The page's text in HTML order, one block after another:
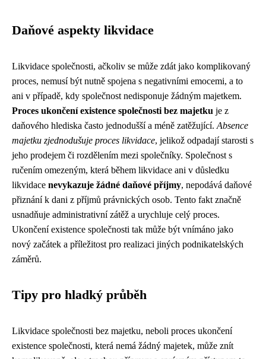
Daňové aspekty likvidace
Likvidace společnosti, ačkoliv se může zdát jako komplikovaný
proces, nemusí být nutně spojena s negativními emocemi, a to
ani v případě, kdy společnost nedisponuje žádným majetkem.
Proces ukončení existence společnosti bez majetku je z
daňového hlediska často jednodušší a méně zatěžující. Absence
majetku zjednodušuje proces likvidace, jelikož odpadají starosti s
jeho prodejem či rozdělením mezi společníky. Společnost s
ručením omezeným, která během likvidace ani v důsledku
likvidace nevykazuje žádné daňové příjmy, nepodává daňové
přiznání k dani z příjmů právnických osob. Tento fakt značně
usnadňuje administrativní zátěž a urychluje celý proces.
Ukončení existence společnosti tak může být vnímáno jako
nový začátek a příležitost pro realizaci jiných podnikatelských
záměrů.
Tipy pro hladký průběh
Likvidace společnosti bez majetku, neboli proces ukončení
existence společnosti, která nemá žádný majetek, může znít